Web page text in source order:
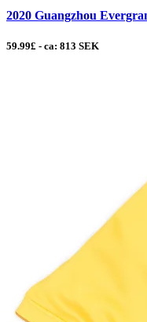
2020 Guangzhou
59.99£ - ca: 813 SEK